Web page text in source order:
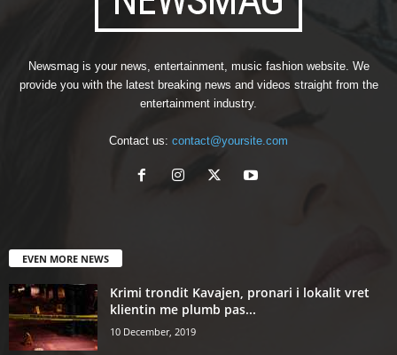
Newsmag is your news, entertainment, music fashion website. We
provide you with the latest breaking news and videos straight from the
entertainment industry.
Contact us: contact@yoursite.com
EVEN MORE NEWS
Krimi trondit Kavajen, pronari i lokalit vret
klientin me plumb pas...
10 December, 2019